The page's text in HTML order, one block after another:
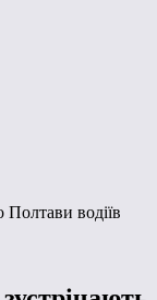
Полтави водіїв